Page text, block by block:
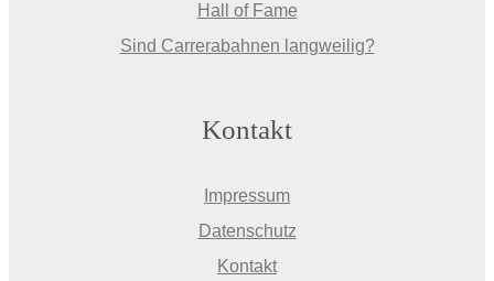
Hall of Fame
Sind Carrerabahnen langweilig?
Kontakt
Impressum
Datenschutz
Kontakt